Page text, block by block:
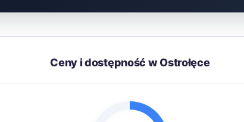
Ceny i dostępność w Ostrołęce